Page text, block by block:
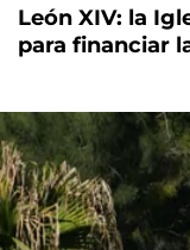
León XIV: la
para financiar